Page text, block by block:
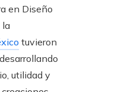
en Diseño
la
tuvieron
utilidad y